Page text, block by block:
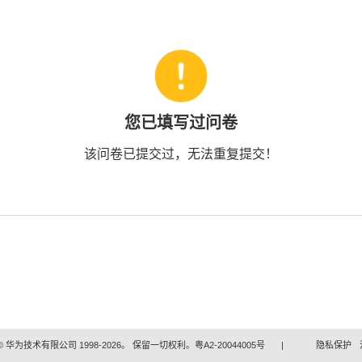
您已填写过问卷
该问卷已提交过，无法重复提交！
华为技术有限公司 1998-2026。 保留一切权利。粤A2-20044005号 | 隐私保护